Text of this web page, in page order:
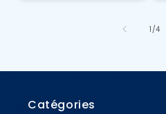
1 /de
4
Catégories